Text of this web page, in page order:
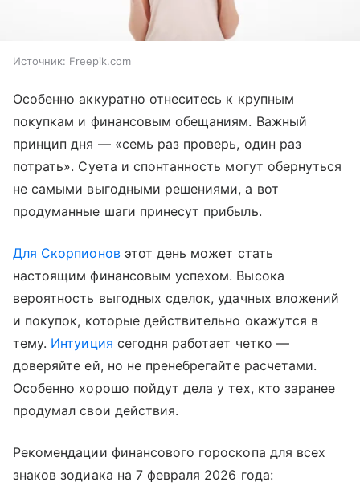
Источник: Freepik.com
Особенно аккуратно отнеситесь к крупным
покупкам и финансовым обещаниям. Важный
принцип дня — «семь раз проверь, один раз
потрать». Суета и спонтанность могут обернуться
не самыми выгодными решениями, а вот
продуманные шаги принесут прибыль.
Для Скорпионовэтот день может стать
настоящим финансовым успехом. Высока
вероятность выгодных сделок, удачных вложений
и покупок, которые действительно окажутся в
тему. Интуиция сегодня работает четко —
доверяйте ей, но не пренебрегайте расчетами.
Особенно хорошо пойдут дела у тех, кто заранее
продумал свои действия.
Рекомендации финансового гороскопа для всех
знаков зодиака на 7 февраля 2026 года: